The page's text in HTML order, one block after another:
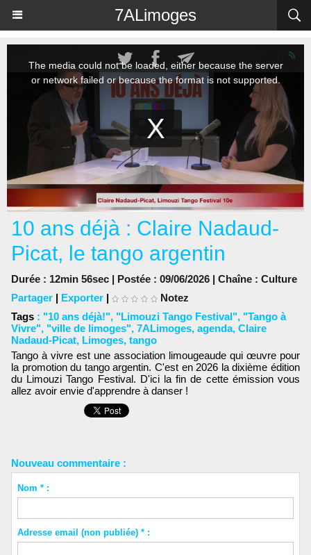
7ALimoges
10 ans déjà : Claire Nadaud-
Picat, le tango argentin
Durée : 12min 56sec | Postée : 09/06/2026 | Chaîne : Culture
Partager | Exporter |
Notez
Tags : "10 ans déjà!", "Limouzi Tango Festival", "Tango à
Vivre", "ville de limoges", 7ALimoges, agenda, Claire
Nadaud-Picat, Limoges, tango
Tango à vivre est une association limougeaude qui œuvre pour
la promotion du tango argentin. C'est en 2026 la dixième édition
du Limouzi Tango Festival. D'ici la fin de cette émission vous
allez avoir envie d'apprendre à danser !
Nouveau commentaire :
Nom * :
Adresse email (non publiée) * :